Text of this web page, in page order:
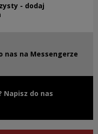
- dodaj
in a new window
nas na Messengerze
in a new window
Napisz do nas